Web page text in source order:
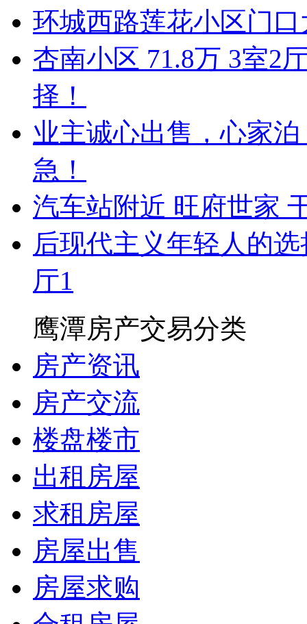
环城西路莲花小区门
杏南小区 71.8万 3室2
择！
业主诚心出售，心家
急！
汽车站附近 旺府世家
后现代主义年轻人的
厅1
鹰潭房产交易分类
房产资讯
房产交流
楼盘楼市
出租房屋
求租房屋
房屋出售
房屋求购